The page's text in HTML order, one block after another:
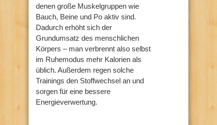
denen große Muskelgruppen wie
Bauch, Beine und Po aktiv sind.
Dadurch erhöht sich der
Grundumsatz des menschlichen
Körpers – man verbrennt also selbst
im Ruhemodus mehr Kalorien als
üblich. Außerdem regen solche
Trainings den Stoffwechsel an und
sorgen für eine bessere
Energieverwertung.